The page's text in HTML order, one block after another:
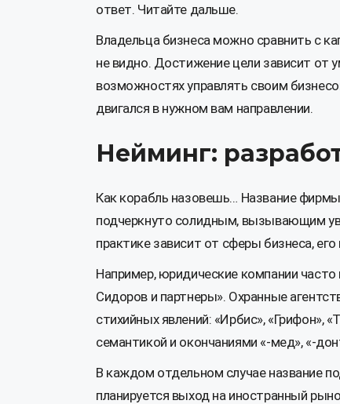
ответ. Читайте дальше.
Владельца бизнеса можно сравнить с
не видно. Достижение цели зависит от
возможностях управлять своим
двигался в нужном вам направлении.
Нейминг:
Как корабль назовешь… Название
подчеркнуто солидным, вызывающим
практикезависит от сферы бизнеса, его
Например, юридические компании
Сидоров и партнеры». Охранные
стихийных явлений: «Ирбис», «Грифон»,
семантикой и окончаниями «-мед», «-
В каждом отдельном случае название
планируется выход на иностранный